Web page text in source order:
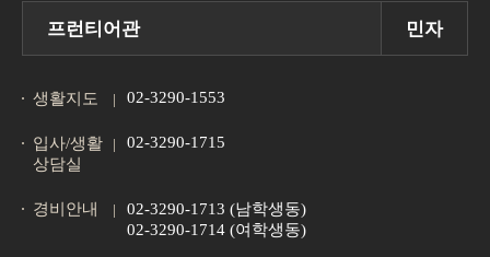
프런티어관 민자
생활지도 02-3290-1553
입사/생활
상담실
02-3290-1715
경비안내
02-3290-1713 (남학생동)
02-3290-1714 (여학생동)